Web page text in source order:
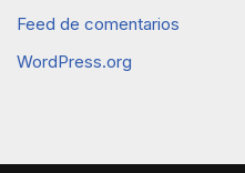
Feed de comentarios
WordPress.org